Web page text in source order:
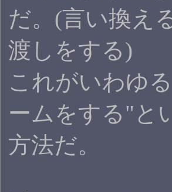
だ。(言い換え
渡しをする)
これがいわゆ
ームをする"と
方法だ。